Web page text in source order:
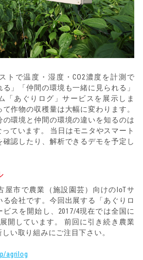
トで温度・湿度・CO2濃度を計測で
」「仲間の環境も一緒に見られる」
「あぐりログ」サービスを展示しま
作物の収穫量は大幅に変わります。
の環境と仲間の環境の違いを知るのは
ています。 当日はモニタやスマート
確認したり、解析できるデモを予定し
屋市で農業（施設園芸）向けのIoTサ
る会社です。今回出展する「あぐりロ
ビスを開始し、2017/4現在では全国に
開しています。 前回に引き続き農業
い取り組みにご注目下さい。
agrilog